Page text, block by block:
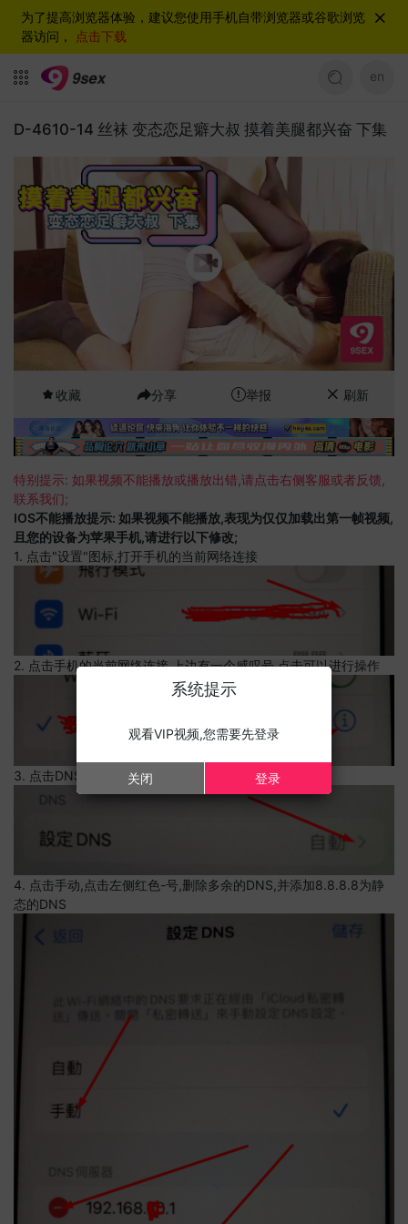
为了提高浏览器体验，建议您使用手机自带浏览器或谷歌浏览
器访问， 点击下载
en
D-4610-14 丝袜 变态恋足癖大叔 摸着美腿都兴奋 下集
收藏 分享 举报 刷新
特别提示: 如果视频不能播放或播放出错,请点击右侧客服或者反馈,
联系我们;
IOS不能播放提示: 如果视频不能播放,表现为仅仅加载出第一帧视频,
且您的设备为苹果手机,请进行以下修改;
1. 点击"设置"图标,打开手机的当前网络连接
2. 点击手机的当前网络连接,上边有一个感叹号,点击可以进行操作
3. 点击DNS设置
4. 点击手动,点击左侧红色-号,删除多余的DNS,并添加8.8.8.8为静
态的DNS
系统提示
观看VIP视频,您需要先登录
关闭 登录